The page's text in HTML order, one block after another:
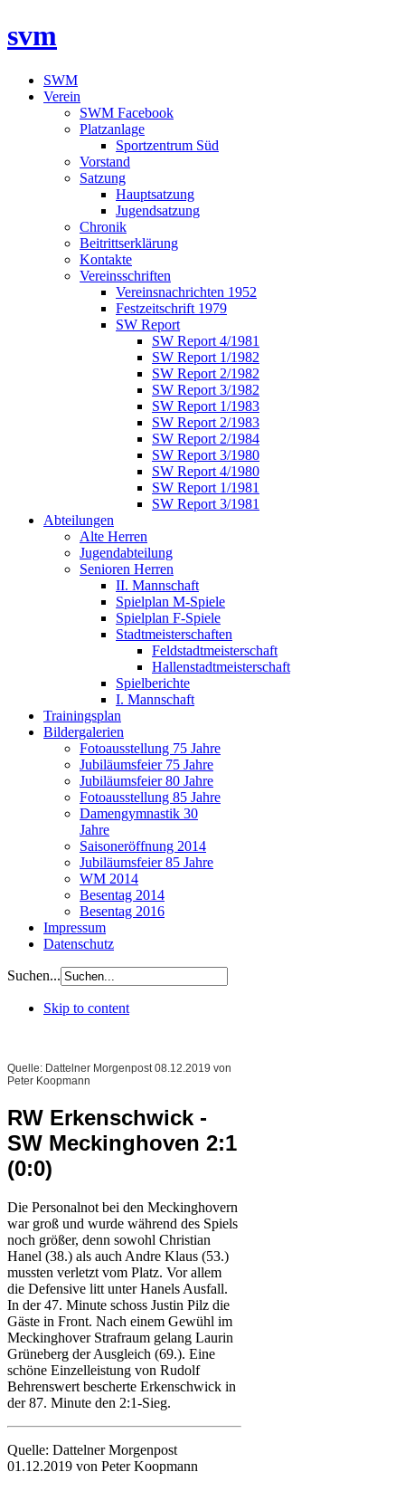
svm
SWM
Verein
SWM Facebook
Platzanlage
Sportzentrum Süd
Vorstand
Satzung
Hauptsatzung
Jugendsatzung
Chronik
Beitrittserklärung
Kontakte
Vereinsschriften
Vereinsnachrichten 1952
Festzeitschrift 1979
SW Report
SW Report 4/1981
SW Report 1/1982
SW Report 2/1982
SW Report 3/1982
SW Report 1/1983
SW Report 2/1983
SW Report 2/1984
SW Report 3/1980
SW Report 4/1980
SW Report 1/1981
SW Report 3/1981
Abteilungen
Alte Herren
Jugendabteilung
Senioren Herren
II. Mannschaft
Spielplan M-Spiele
Spielplan F-Spiele
Stadtmeisterschaften
Feldstadtmeisterschaft
Hallenstadtmeisterschaft
Spielberichte
I. Mannschaft
Trainingsplan
Bildergalerien
Fotoausstellung 75 Jahre
Jubiläumsfeier 75 Jahre
Jubiläumsfeier 80 Jahre
Fotoausstellung 85 Jahre
Damengymnastik 30
Jahre
Saisoneröffnung 2014
Jubiläumsfeier 85 Jahre
WM 2014
Besentag 2014
Besentag 2016
Impressum
Datenschutz
Suchen...
Skip to content
Quelle: Dattelner Morgenpost 08.12.2019 von
Peter Koopmann
RW Erkenschwick -
SW Meckinghoven 2:1
(0:0)
Die Personalnot bei den Meckinghovern
war groß und wurde während des Spiels
noch größer, denn sowohl Christian
Hanel (38.) als auch Andre Klaus (53.)
mussten verletzt vom Platz. Vor allem
die Defensive litt unter Hanels Ausfall.
In der 47. Minute schoss Justin Pilz die
Gäste in Front. Nach einem Gewühl im
Meckinghover Strafraum gelang Laurin
Grüneberg der Ausgleich (69.). Eine
schöne Einzelleistung von Rudolf
Behrenswert bescherte Erkenschwick in
der 87. Minute den 2:1-Sieg.
Quelle: Dattelner Morgenpost
01.12.2019 von Peter Koopmann